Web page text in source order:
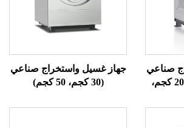
جهاز غسيل واستخراج صناعي
(30 كجم، 50 كجم)